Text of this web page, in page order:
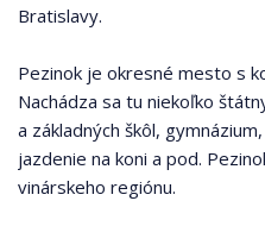
Bratislavy.
Pezinok je okresné mesto s
Nachádza sa tu niekoľko
a základných škôl,
jazdenie na koni a pod.
vinárskeho regiónu.